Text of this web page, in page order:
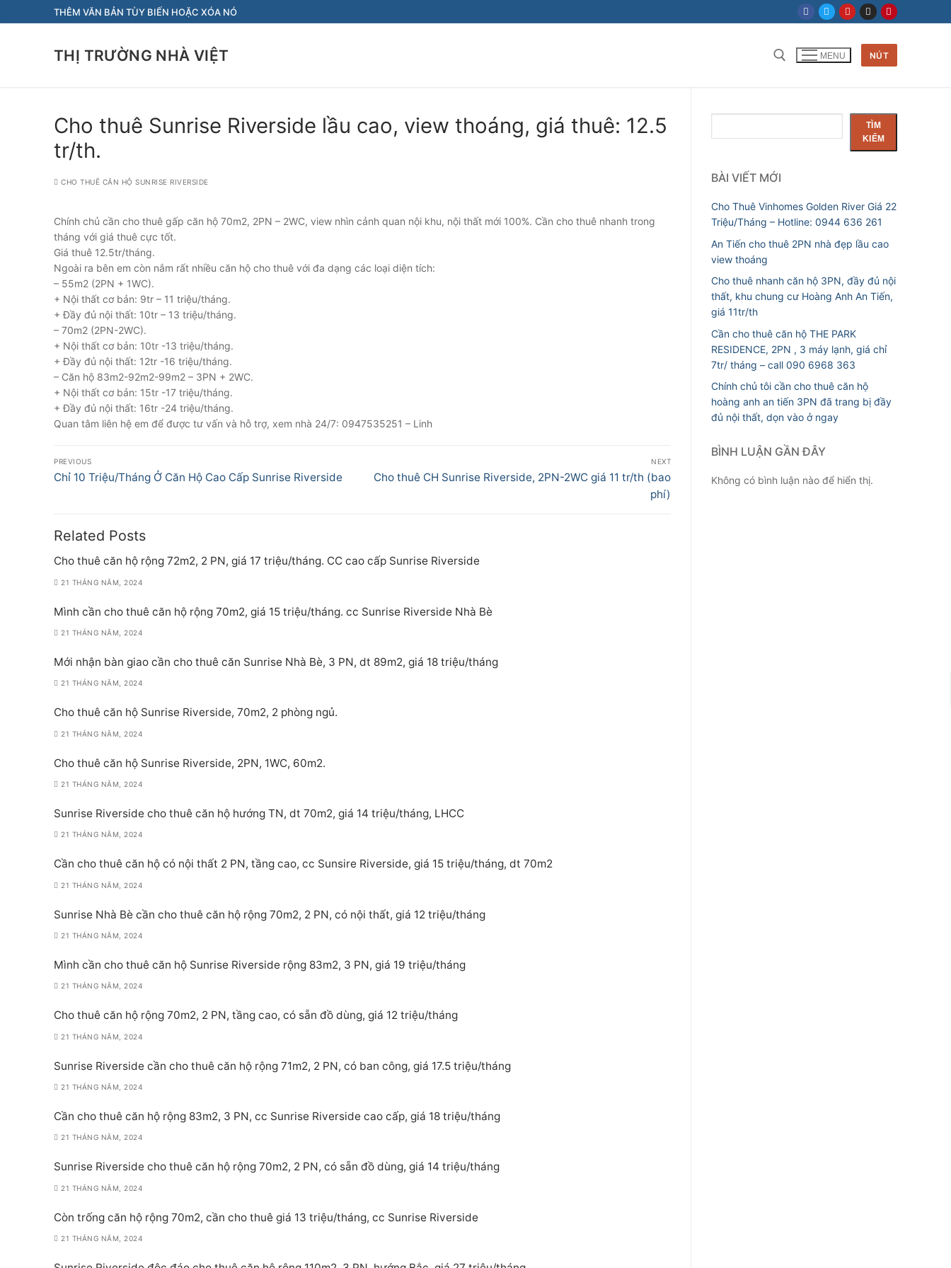
đến
THÊM VĂN BẢN TÙY BIẾN HOẶC XÓA NÓ
THỊ TRƯỜNG NHÀ VIỆT
Tìm kiếm cho:
MENU NÚT
Cho thuê Sunrise Riverside lầu cao, view thoáng, giá thuê: 12.5
tr/th.
CHO THUÊ CĂN HỘ SUNRISE RIVERSIDE
Chính chủ cần cho thuê gấp căn hộ 70m2, 2PN – 2WC, view nhìn cảnh quan nội khu, nội thất mới 100%. Cần cho thuê nhanh trong
tháng với giá thuê cực tốt.
Giá thuê 12.5tr/tháng.
Ngoài ra bên em còn nắm rất nhiều căn hộ cho thuê với đa dạng các loại diện tích:
– 55m2 (2PN + 1WC).
+ Nội thất cơ bản: 9tr – 11 triệu/tháng.
+ Đầy đủ nội thất: 10tr – 13 triệu/tháng.
– 70m2 (2PN-2WC).
+ Nội thất cơ bản: 10tr -13 triệu/tháng.
+ Đầy đủ nội thất: 12tr -16 triệu/tháng.
– Căn hộ 83m2-92m2-99m2 – 3PN + 2WC.
+ Nội thất cơ bản: 15tr -17 triệu/tháng.
+ Đầy đủ nội thất: 16tr -24 triệu/tháng.
Quan tâm liên hệ em để được tư vấn và hỗ trợ, xem nhà 24/7: 0947535251 – Linh
Điều
hướng
viết
PREVIOUS
Previous
Chỉ 10 Triệu/Tháng Ở Căn Hộ Cao Cấp Sunrise Riverside
NEXT
Next
Cho thuê CH Sunrise Riverside, 2PN-2WC giá 11 tr/th (bao
phí)
Related Posts
Cho thuê căn hộ rộng 72m2, 2 PN, giá 17 triệu/tháng. CC cao cấp Sunrise Riverside
21 THÁNG NĂM, 2024
Mình cần cho thuê căn hộ rộng 70m2, giá 15 triệu/tháng. cc Sunrise Riverside Nhà Bè
21 THÁNG NĂM, 2024
Mới nhận bàn giao cần cho thuê căn Sunrise Nhà Bè, 3 PN, dt 89m2, giá 18 triệu/tháng
21 THÁNG NĂM, 2024
Cho thuê căn hộ Sunrise Riverside, 70m2, 2 phòng ngủ.
21 THÁNG NĂM, 2024
Cho thuê căn hộ Sunrise Riverside, 2PN, 1WC, 60m2.
21 THÁNG NĂM, 2024
Sunrise Riverside cho thuê căn hộ hướng TN, dt 70m2, giá 14 triệu/tháng, LHCC
21 THÁNG NĂM, 2024
Cần cho thuê căn hộ có nội thất 2 PN, tầng cao, cc Sunsire Riverside, giá 15 triệu/tháng, dt 70m2
21 THÁNG NĂM, 2024
Sunrise Nhà Bè cần cho thuê căn hộ rộng 70m2, 2 PN, có nội thất, giá 12 triệu/tháng
21 THÁNG NĂM, 2024
Mình cần cho thuê căn hộ Sunrise Riverside rộng 83m2, 3 PN, giá 19 triệu/tháng
21 THÁNG NĂM, 2024
Cho thuê căn hộ rộng 70m2, 2 PN, tầng cao, có sẵn đồ dùng, giá 12 triệu/tháng
21 THÁNG NĂM, 2024
Sunrise Riverside cần cho thuê căn hộ rộng 71m2, 2 PN, có ban công, giá 17.5 triệu/tháng
21 THÁNG NĂM, 2024
Cần cho thuê căn hộ rộng 83m2, 3 PN, cc Sunrise Riverside cao cấp, giá 18 triệu/tháng
21 THÁNG NĂM, 2024
Sunrise Riverside cho thuê căn hộ rộng 70m2, 2 PN, có sẵn đồ dùng, giá 14 triệu/tháng
21 THÁNG NĂM, 2024
Còn trống căn hộ rộng 70m2, cần cho thuê giá 13 triệu/tháng, cc Sunrise Riverside
21 THÁNG NĂM, 2024
kiếm
TÌM
KIẾM
BÀI VIẾT MỚI
Cho Thuê Vinhomes Golden River Giá 22
Triệu/Tháng – Hotline: 0944 636 261
An Tiến cho thuê 2PN nhà đẹp lầu cao
view thoáng
Cho thuê nhanh căn hộ 3PN, đầy đủ nội
thất, khu chung cư Hoàng Anh An Tiến,
giá 11tr/th
Cần cho thuê căn hộ THE PARK
RESIDENCE, 2PN , 3 máy lạnh, giá chỉ
7tr/ tháng – call 090 6968 363
Chính chủ tôi cần cho thuê căn hộ
hoàng anh an tiến 3PN đã trang bị đầy
đủ nội thất, dọn vào ở ngay
BÌNH LUẬN GẦN ĐÂY
Không có bình luận nào để hiển thị.